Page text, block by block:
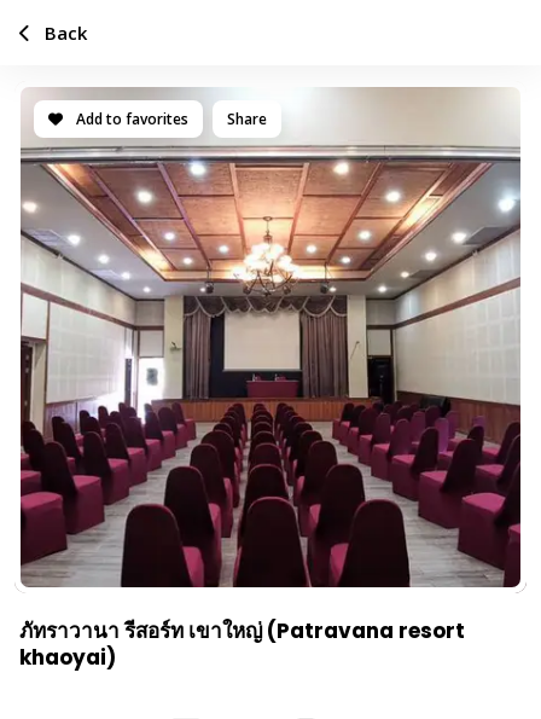
Add to favorites Share
ภัทราวานา รีสอร์ท เขาใหญ่ (Patravana resort
khaoyai)
Back